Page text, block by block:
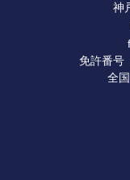
神
免許番号
全